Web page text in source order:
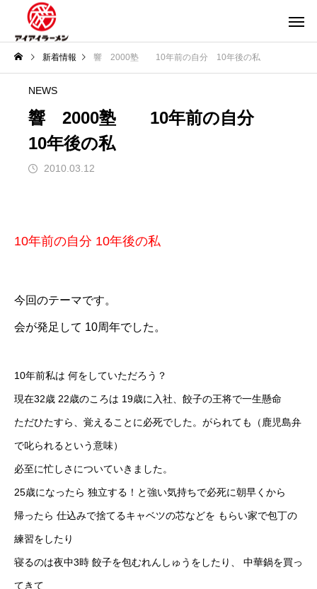
新着情報 響 2000塾 10年前の自分 10年後の私
NEWS
響 2000塾 10年前の自分
10年後の私
2010.03.12
10年前の自分 10年後の私
今回のテーマです。
会が発足して 10周年でした。
10年前私は 何をしていただろう？
現在32歳 22歳のころは 19歳に入社、餃子の王将で一生懸命
ただひたすら、覚えることに必死でした。がられても（鹿児島弁
で叱られるという意味）
必至に忙しさについていきました。
25歳になったら 独立する！と強い気持ちで必死に朝早くから
帰ったら 仕込みで捨てるキャベツの芯などを もらい家で包丁の
練習をしたり
寝るのは夜中3時 餃子を包むれんしゅうをしたり、 中華鍋を買っ
てきて